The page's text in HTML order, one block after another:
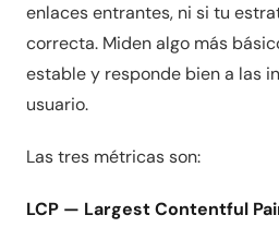
enlaces entrantes, ni si tu
correcta. Miden algo más
estable y responde bien a las
usuario.
Las tres métricas son:
LCP — Largest Contentful